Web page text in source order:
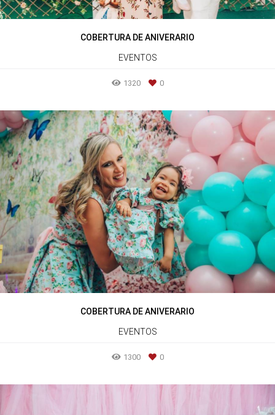
COBERTURA DE ANIVERARIO
EVENTOS
1320 0
COBERTURA DE ANIVERARIO
EVENTOS
1300 0